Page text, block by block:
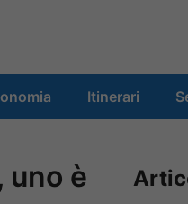
Itinerari
uno è